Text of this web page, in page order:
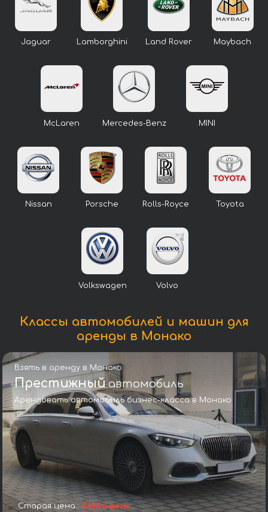
Jaguar Lamborghini Land Rover Maybach
McLaren Mercedes-Benz MINI
Nissan Porsche Rolls-Royce Toyota
Volkswagen Volvo
Классы автомобилей и машин для
аренды в Монако
Взять в аренду в Монако
Престижныйавтомобиль
Арендовать автомобиль бизнес-класса в Монако
Старая цена : €127 в день